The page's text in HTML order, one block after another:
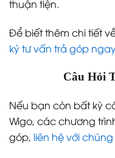
thuận tiện.
Để biết thêm chi tiết
ký tư vấn trả góp
Câu Hỏi
Nếu bạn còn bất kỳ
Wigo, các chương
góp, liên hệ với